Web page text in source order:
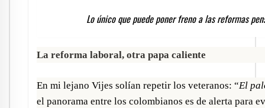
Lo único que puede poner freno a las reformas
La reforma laboral, otra papa caliente
En mi lejano Vijes solían repetir los veteranos: “El
el panorama entre los colombianos es de alerta para